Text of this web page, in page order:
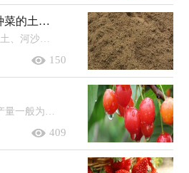
种菜的土壤怎么制作?种菜的土壤是酸性好还是碱性好
150
409